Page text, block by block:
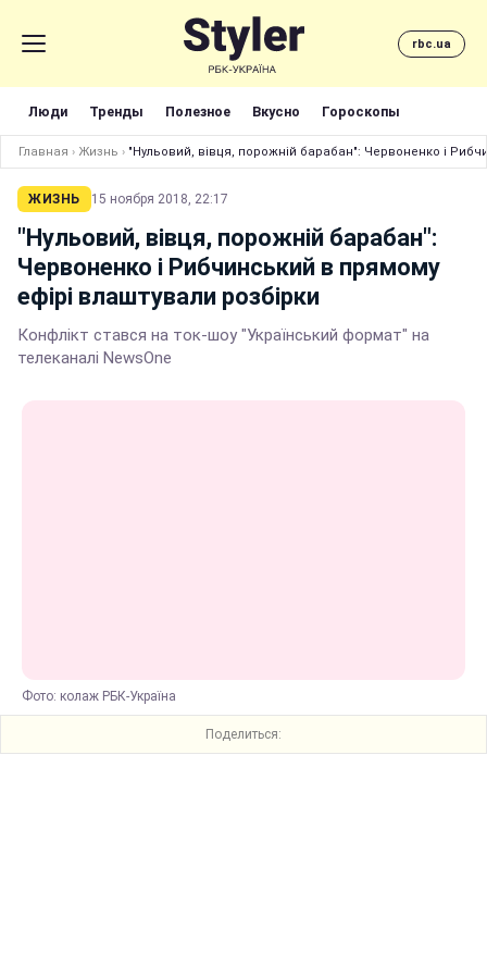
rbc.ua
Люди Тренды Полезное Вкусно Гороскопы
Главная › Жизнь › "Нульовий, вівця, порожній барабан": Червоненко і
ЖИЗНЬ 15 ноября 2018, 22:17
"Нульовий, вівця, порожній барабан":
Червоненко і Рибчинський в прямому
ефірі влаштували розбірки
Конфлікт стався на ток-шоу "Український формат" на
телеканалі NewsOne
Фото: колаж РБК-Україна
Поделиться: